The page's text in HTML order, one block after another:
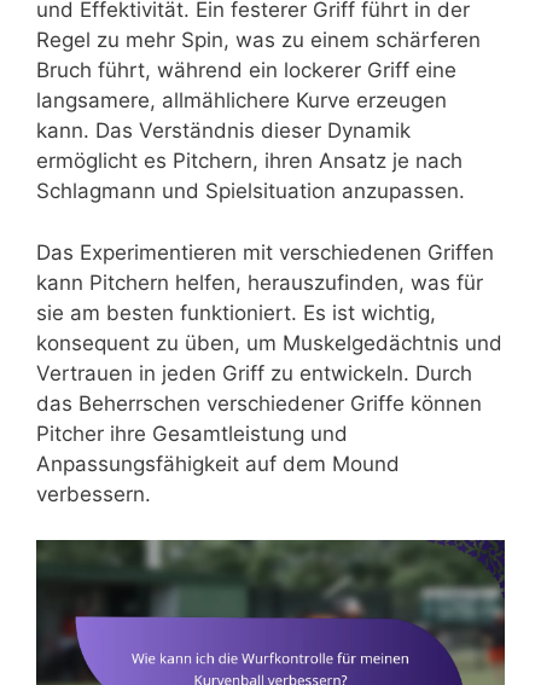
und Effektivität. Ein festerer Griff führt in der
Regel zu mehr Spin, was zu einem schärferen
Bruch führt, während ein lockerer Griff eine
langsamere, allmählichere Kurve erzeugen
kann. Das Verständnis dieser Dynamik
ermöglicht es Pitchern, ihren Ansatz je nach
Schlagmann und Spielsituation anzupassen.
Das Experimentieren mit verschiedenen Griffen
kann Pitchern helfen, herauszufinden, was für
sie am besten funktioniert. Es ist wichtig,
konsequent zu üben, um Muskelgedächtnis und
Vertrauen in jeden Griff zu entwickeln. Durch
das Beherrschen verschiedener Griffe können
Pitcher ihre Gesamtleistung und
Anpassungsfähigkeit auf dem Mound
verbessern.